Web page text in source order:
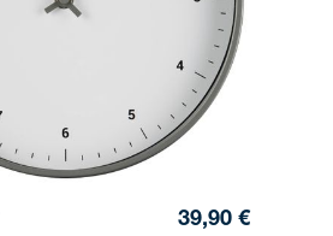
39,90 €